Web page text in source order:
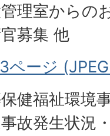
理室からの
募集 他
ページ
健福祉環境
故発生状況